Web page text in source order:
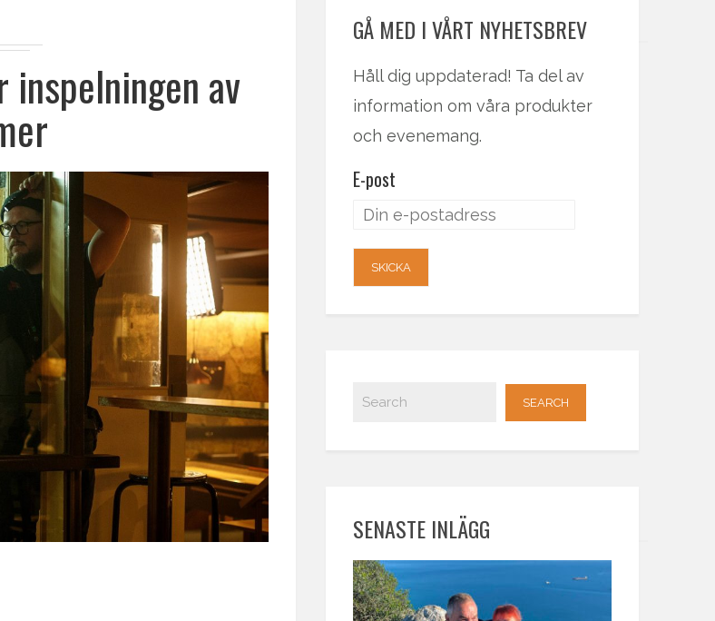
inspelningen av
GÅ MED I VÅRT NYHETSBREV
Håll dig uppdaterad! Ta del av
information om våra produkter
och evenemang.
E-post
SENASTE INLÄGG